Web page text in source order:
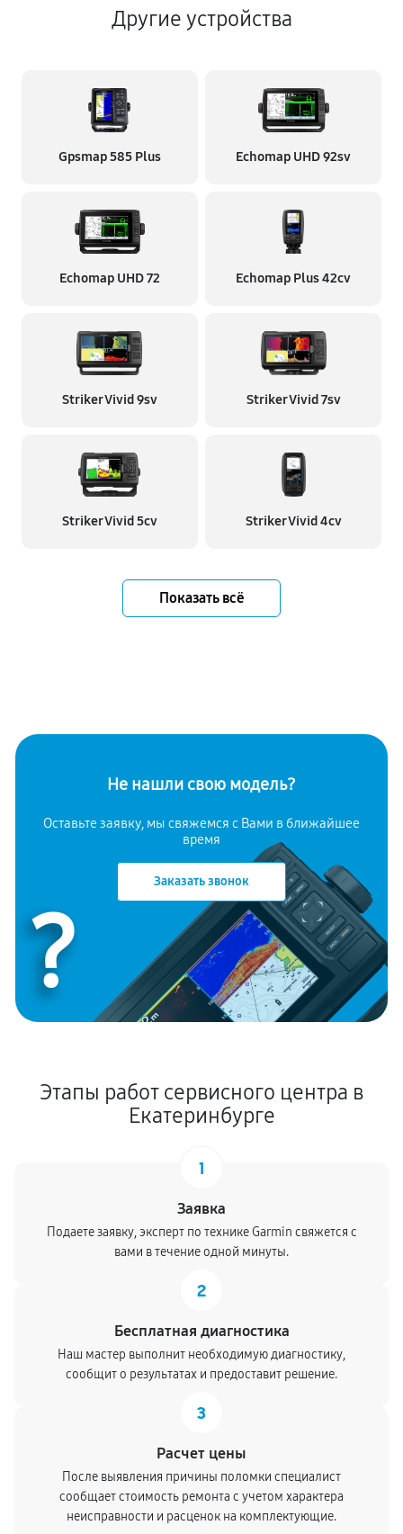
Другие устройства
Gpsmap 585 Plus Echomap UHD 92sv
Echomap UHD 72 Echomap Plus 42cv
Striker Vivid 9sv Striker Vivid 7sv
Striker Vivid 5cv Striker Vivid 4cv
Показать всё
Не нашли свою модель?
Оставьте заявку, мы свяжемся с Вами в ближайшее
время
Заказать звонок
?
Этапы работ сервисного центра в
Екатеринбурге
1
Заявка
Подаете заявку, эксперт по технике Garmin свяжется с
вами в течение одной минуты.
2
Бесплатная диагностика
Наш мастер выполнит необходимую диагностику,
сообщит о результатах и предоставит решение.
3
Расчет цены
После выявления причины поломки специалист
сообщает стоимость ремонта с учетом характера
неисправности и расценок на комплектующие.